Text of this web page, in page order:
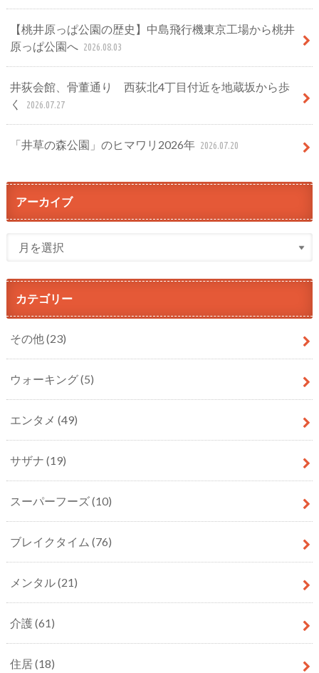
【桃井原っぱ公園の歴史】中島飛行機東京工場から桃井
原っぱ公園へ 2026.08.03
井荻会館、骨董通り 西荻北4丁目付近を地蔵坂から歩
く
2026.07.27
「井草の森公園」のヒマワリ2026年 2026.07.20
アーカイブ
カテゴリー
その他(23)
ウォーキング(5)
エンタメ (49)
サザナ (19)
スーパーフーズ(10)
ブレイクタイム (76)
メンタル(21)
介護(61)
住居(18)